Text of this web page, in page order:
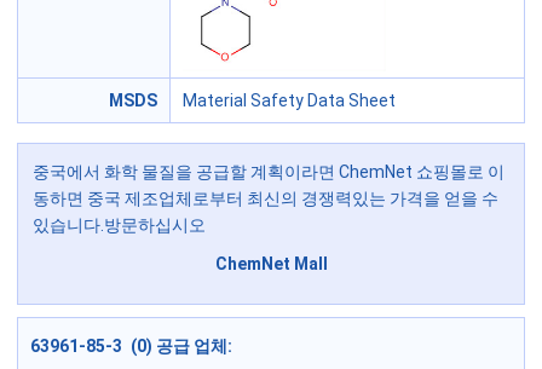
MSDS Material Safety Data Sheet
중국에서 화학 물질을 공급할 계획이라면 ChemNet 쇼핑몰로 이
동하면 중국 제조업체로부터 최신의 경쟁력있는 가격을 얻을 수
있습니다.방문하십시오
ChemNet Mall
63961-85-3 (0) 공급 업체: